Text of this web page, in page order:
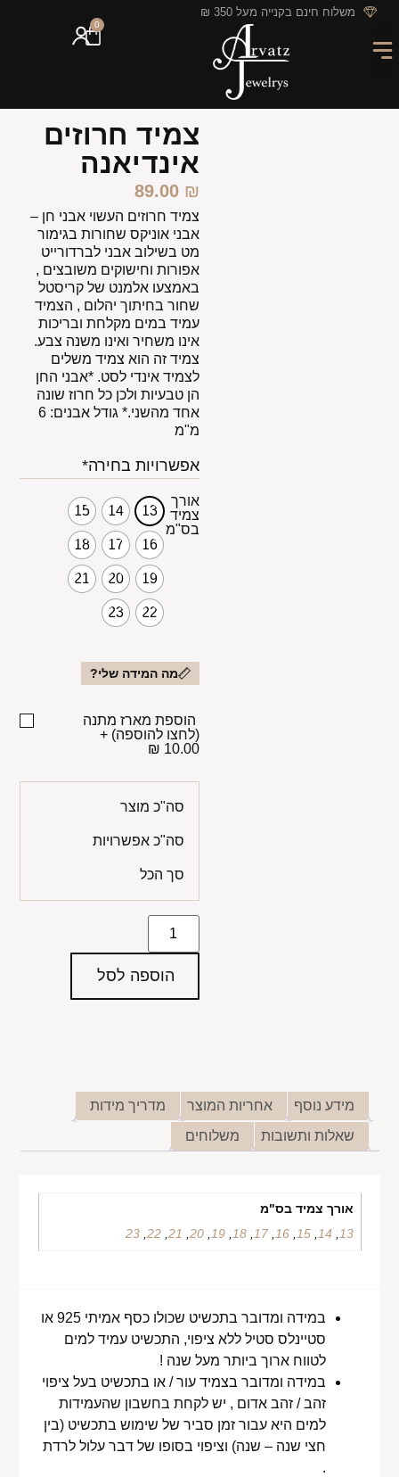
לתוכן משלוח חינם בקנייה מעל 350 ₪
0
צמיד חרוזים
אינדיאנה
89.00 ₪
צמיד חרוזים העשוי אבני חן –
אבני אוניקס שחורות בגימור
מט בשילוב אבני לברדורייט
אפורות וחישוקים משובצים ,
באמצעו אלמנט של קריסטל
שחור בחיתוך יהלום , הצמיד
עמיד במים מקלחת ובריכות
אינו משחיר ואינו משנה צבע.
צמיד זה הוא צמיד משלים
לצמיד אינדי לסט. *אבני החן
הן טבעיות ולכן כל חרוז שונה
אחד מהשני.* גודל אבנים: 6
מ"מ
אפשרויות בחירה*
אורך
צמיד
בס"מ
13
14
15
16
17
18
19
20
21
22
23
מה המידה שלי?
הוספת מארז מתנה
(לחצו להוספה) +
10.00 ₪
סה"כ מוצר
סה"כ אפשרויות
סך הכל
הוספה לסל
מידע נוסף אחריות המוצר
מדריך מידות
שאלות ותשובות
משלוחים
אורך צמיד בס"מ
13
,
14
,
15
,
16
,
17
,
18
,
19
,
20
,
21
,
22
,
23
במידה ומדובר בתכשיט שכולו כסף אמיתי 925 או
סטיינלס סטיל ללא ציפוי, התכשיט עמיד למים
לטווח ארוך ביותר מעל שנה !
במידה ומדובר בצמיד עור / או בתכשיט בעל ציפוי
זהב / זהב אדום , יש לקחת בחשבון שהעמידות
למים היא עבור זמן סביר של שימוש בתכשיט (בין
חצי שנה – שנה) וציפוי בסופו של דבר עלול לרדת
.